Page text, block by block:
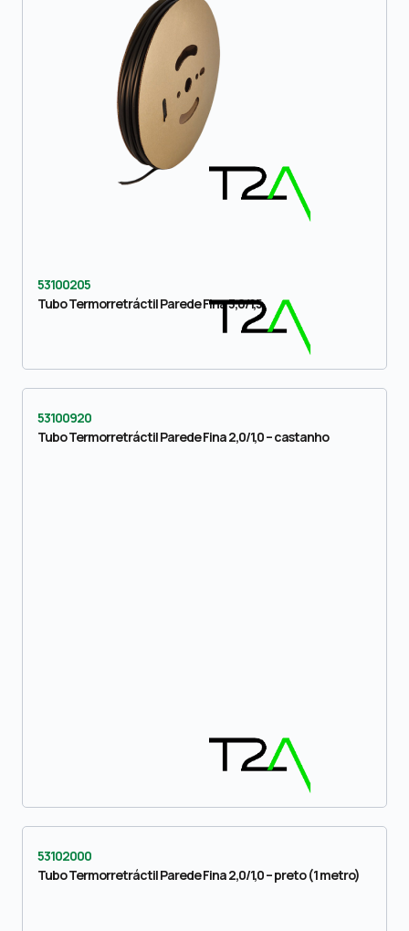
53100205
Tubo Termorretráctil Parede Fina 3,0/1,5
53100920
Tubo Termorretráctil Parede Fina 2,0/1,0 – castanho
53102000
Tubo Termorretráctil Parede Fina 2,0/1,0 – preto (1 metro)